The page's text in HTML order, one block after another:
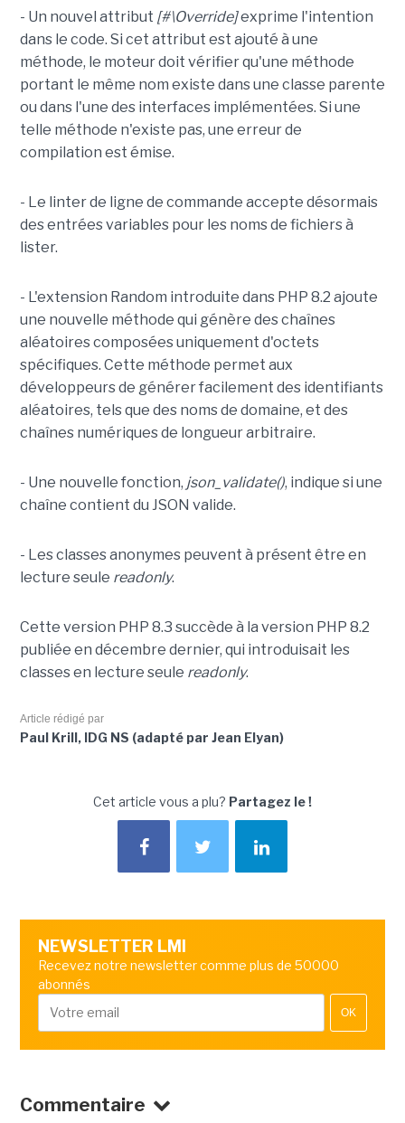
- Un nouvel attribut [#\Override]exprime l'intention
dans le code. Si cet attribut est ajouté à une
méthode, le moteur doit vérifier qu'une méthode
portant le même nom existe dans une classe parente
ou dans l'une des interfaces implémentées. Si une
telle méthode n'existe pas, une erreur de
compilation est émise.
- Le linter de ligne de commande accepte désormais
des entrées variables pour les noms de fichiers à
lister.
- L'extension Random introduite dans PHP 8.2 ajoute
une nouvelle méthode qui génère des chaînes
aléatoires composées uniquement d'octets
spécifiques. Cette méthode permet aux
développeurs de générer facilement des identifiants
aléatoires, tels que des noms de domaine, et des
chaînes numériques de longueur arbitraire.
- Une nouvelle fonction, json_validate(), indique si une
chaîne contient du JSON valide.
- Les classes anonymes peuvent à présent être en
lecture seule readonly.
Cette version PHP 8.3 succède à la version PHP 8.2
publiée en décembre dernier, qui introduisait les
classes en lecture seule readonly.
Article rédigé par
Paul Krill, IDG NS (adapté par Jean Elyan)
Cet article vous a plu? Partagez le !
NEWSLETTER LMI
Recevez notre newsletter comme plus de 50000
abonnés
OK
Commentaire